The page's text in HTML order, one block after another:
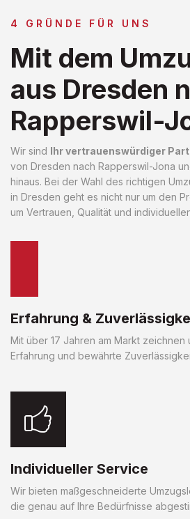
4 GRÜNDE FÜR UNS
Mit dem
aus Dresden
Rapperswil-
Wir sind Ihr vertrauenswürdiger
von Dresden nach Rapperswil-Jona
hinaus. Bei der Wahl des richtigen
in Dresden geht es nicht nur um den
um Vertrauen, Qualität und
Erfahrung &
Mit über 17 Jahren am Markt zeichnen
Erfahrung und bewährte
Individueller Service
Wir bieten maßgeschneiderte
die genau auf Ihre Bedürfnisse